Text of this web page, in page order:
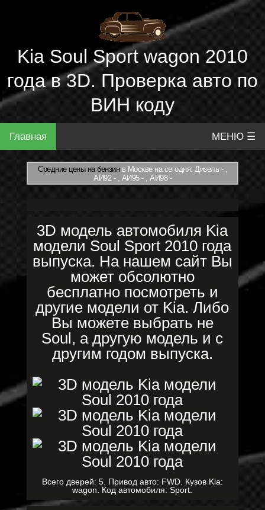
Kia Soul Sport wagon 2010
года в 3D. Проверка авто по
ВИН коду
Главная МЕНЮ ☰
Средние цены на бензинв Москве на сегодня: Дизель - ,
АИ92 - , АИ95 - , АИ98 -
3D модель автомобиля Kia
модели Soul Sport 2010 года
выпуска. На нашем сайт Вы
может обсолютно
бесплатно посмотреть и
другие модели от Kia. Либо
Вы можете выбрать не
Soul, а другую модель и с
другим годом выпуска.
Всего дверей: 5. Привод авто: FWD. Кузов Kia:
wagon. Код автомобиля: Sport.